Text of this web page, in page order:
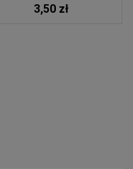
3,50 zł